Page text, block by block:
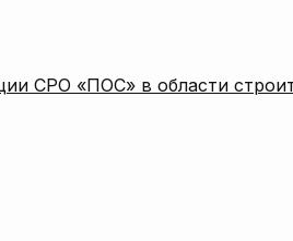
СРО «ПОС» в области